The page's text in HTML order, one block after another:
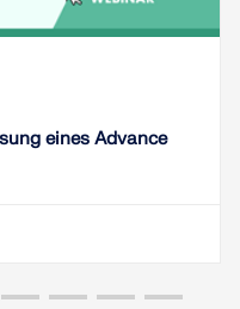
eines Advance